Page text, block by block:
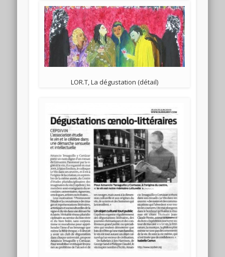
LOR.T, La dégustation (détail)